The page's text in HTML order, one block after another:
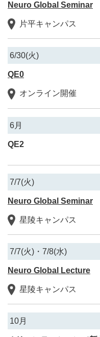
Neuro Global Seminar
片平キャンパス
6/30(火)
QE0
オンライン開催
6月
QE2
7/7(火)
Neuro Global Seminar
星陵キャンパス
7/7(火)・7/8(水)
Neuro Global Lecture
星陵キャンパス
10月